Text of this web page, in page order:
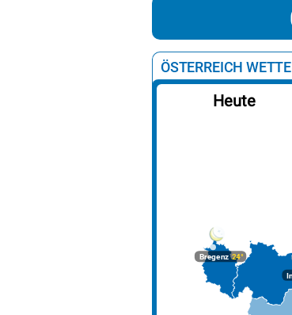
ÖSTERREICH
Heute
Bregenz24°